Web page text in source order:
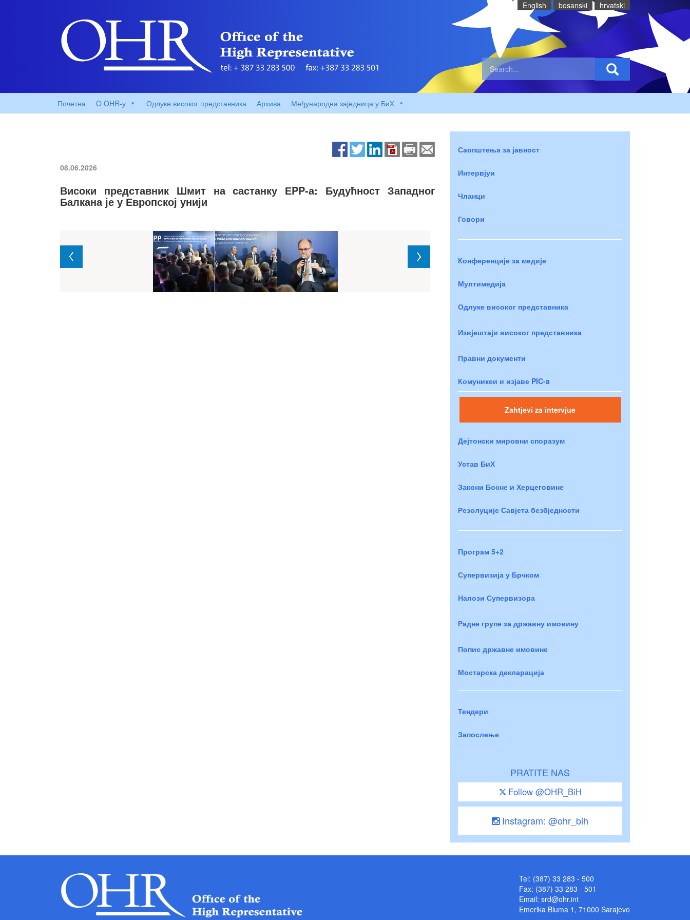
English bosanski hrvatski
Почетна O OHR-у Одлуке високог представника Архива Међународна заједница у БиХ
08.06.2026
Високи представник Шмит на састанку ЕPP-а: Будућност Западног
Балкана је у Европској унији
Саопштења за јавност
Интервјуи
Чланци
Говори
Конференције за медије
Мултимедија
Одлуке високог представника
Извјештаји високог представника
Правни документи
Комуникеи и изјаве PIC-a
Zahtjevi za intervjue
Дејтонски мировни споразум
Устав БиХ
Закони Босне и Херцеговине
Резолуције Савјета безбједности
Програм 5+2
Супервизија у Брчком
Налози Супервизора
Радне групе за државну имовину
Попис државне имовине
Мостарска декларација
Тендери
Запослење
PRATITE NAS
Follow @OHR_BiH
Instagram: @ohr_bih
Tel: (387) 33 283 - 500
Fax: (387) 33 283 - 501
Email: srd@ohr.int
Emerika Bluma 1, 71000 Sarajevo